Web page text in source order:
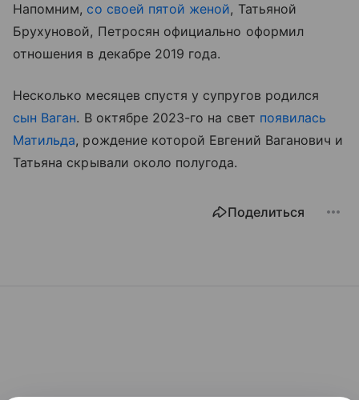
Напомним, со своей пятой женой, Татьяной
Брухуновой, Петросян официально оформил
отношения в декабре 2019 года.
Несколько месяцев спустя у супругов родился
сын Ваган. В октябре 2023-го на свет появилась
Матильда, рождение которой Евгений Ваганович и
Татьяна скрывали около полугода.
Поделиться